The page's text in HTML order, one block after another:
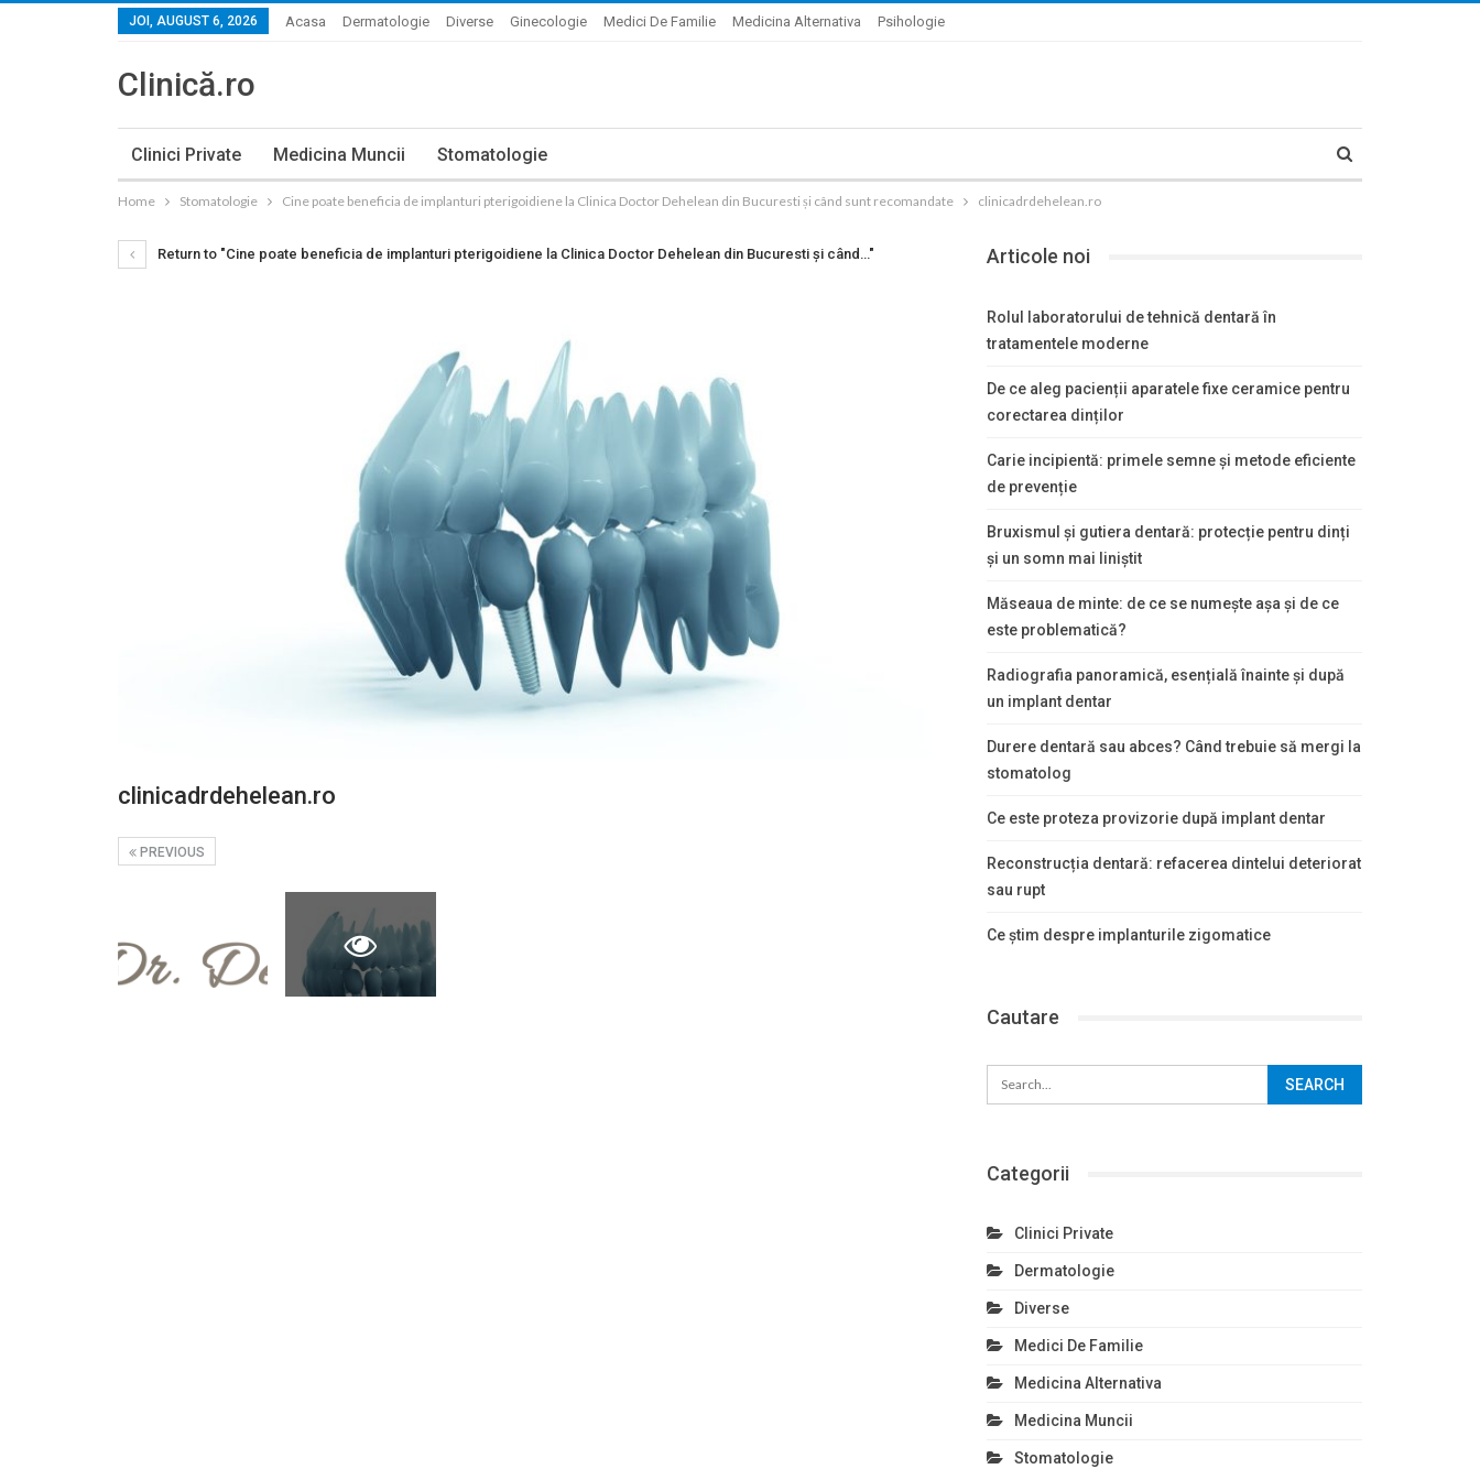
JOI, AUGUST 6, 2026 Acasa Dermatologie Diverse Ginecologie Medici De Familie Medicina Alternativa Psihologie
Clinică.ro
Clinici Private Medicina Muncii Stomatologie
Home Stomatologie Cine poate beneficia de implanturi pterigoidiene la Clinica Doctor Dehelean din Bucuresti și când sunt recomandate clinicadrdehelean.ro
Return to "Cine poate beneficia de implanturi pterigoidiene la Clinica Doctor Dehelean din Bucuresti și când…"
clinicadrdehelean.ro
PREVIOUS
Articole noi
Rolul laboratorului de tehnică dentară în
tratamentele moderne
De ce aleg pacienții aparatele fixe ceramice pentru
corectarea dinților
Carie incipientă: primele semne și metode eficiente
de prevenție
Bruxismul și gutiera dentară: protecție pentru dinți
și un somn mai liniștit
Măseaua de minte: de ce se numește așa și de ce
este problematică?
Radiografia panoramică, esențială înainte și după
un implant dentar
Durere dentară sau abces? Când trebuie să mergi la
stomatolog
Ce este proteza provizorie după implant dentar
Reconstrucția dentară: refacerea dintelui deteriorat
sau rupt
Ce știm despre implanturile zigomatice
Cautare
Categorii
Clinici Private
Dermatologie
Diverse
Medici De Familie
Medicina Alternativa
Medicina Muncii
Stomatologie